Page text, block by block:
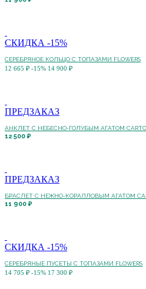
СКИДКА -15%
СЕРЕБРЯНОЕ КОЛЬЦО С ТОПАЗАМИ FLOWERS
12 665 ₽ -15% 14 900 ₽
ПРЕДЗАКАЗ
АНКЛЕТ С НЕБЕСНО-ГОЛУБЫМ АГАТОМ
12 500 ₽
ПРЕДЗАКАЗ
БРАСЛЕТ С НЕЖНО-КОРАЛЛОВЫМ АГАТОМ
11 900 ₽
СКИДКА -15%
СЕРЕБРЯНЫЕ ПУСЕТЫ С ТОПАЗАМИ FLOWERS
14 705 ₽ -15% 17 300 ₽